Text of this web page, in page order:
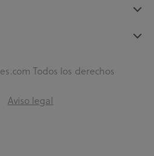
Todos los derechos
Aviso legal